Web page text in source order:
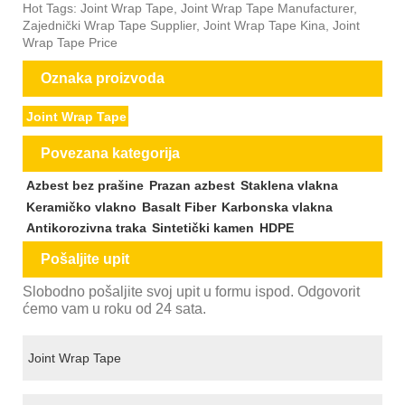
Hot Tags: Joint Wrap Tape, Joint Wrap Tape Manufacturer,
Zajednički Wrap Tape Supplier, Joint Wrap Tape Kina, Joint
Wrap Tape Price
Oznaka proizvoda
Joint Wrap Tape
Povezana kategorija
Azbest bez prašine Prazan azbest Staklena vlakna
Keramičko vlakno Basalt Fiber Karbonska vlakna
Antikorozivna traka Sintetički kamen HDPE
Pošaljite upit
Slobodno pošaljite svoj upit u formu ispod. Odgovorit
ćemo vam u roku od 24 sata.